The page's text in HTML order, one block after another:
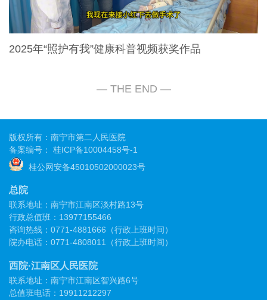
2025年“照护有我”健康科普视频获奖作品
版权所有：南宁市第二人民医院
备案编号：
桂ICP备10004458号-1
桂公网安备45010502000023号
总院
联系地址：南宁市江南区淡村路13号
行政总值班：13977155466
咨询热线：0771-4881666（行政上班时间）
院办电话：0771-4808011（行政上班时间）
西院·江南区人民医院
联系地址：南宁市江南区智兴路6号
总值班电话：19911212297